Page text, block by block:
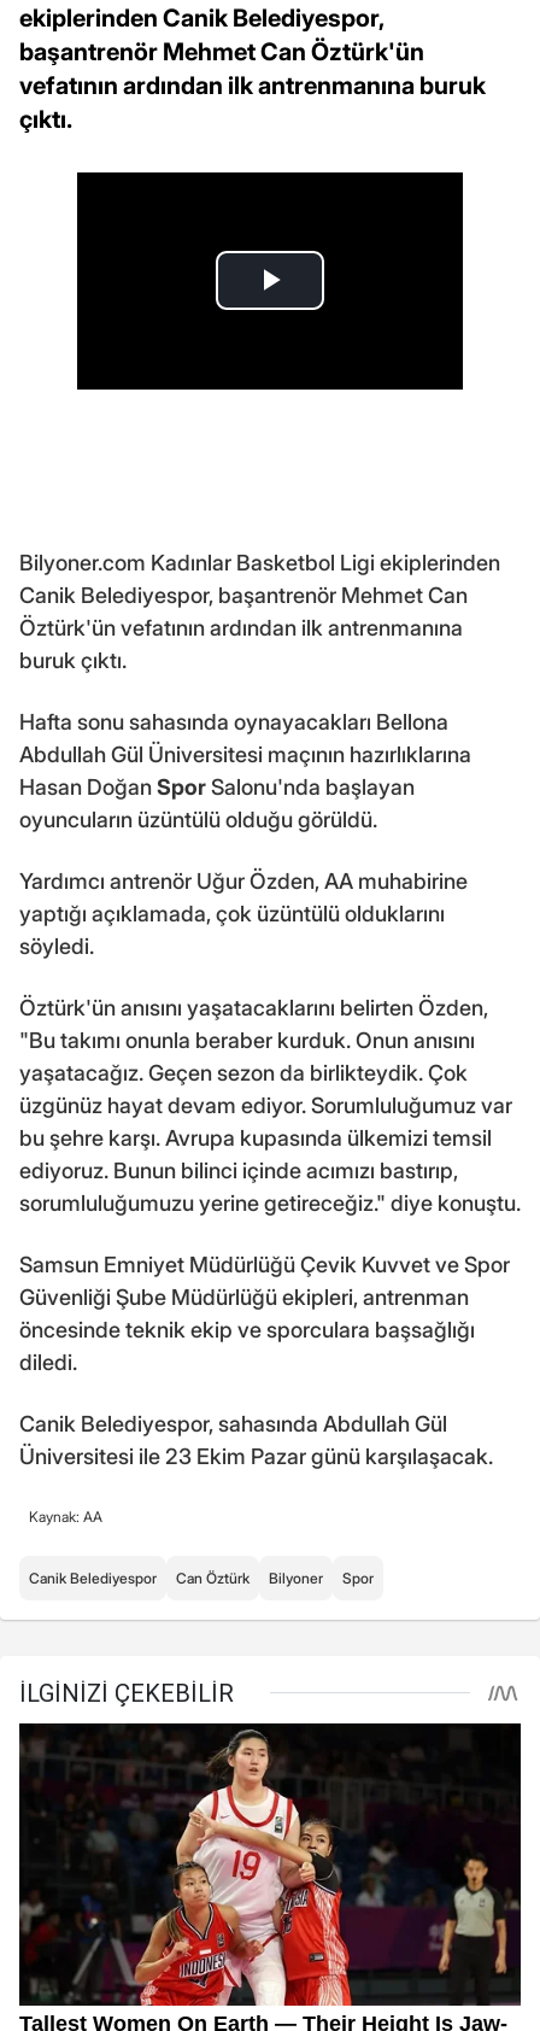
ekiplerinden Canik Belediyespor,
başantrenör Mehmet Can Öztürk'ün
vefatının ardından ilk antrenmanına buruk
çıktı.
Bilyoner.com Kadınlar Basketbol Ligi ekiplerinden
Canik Belediyespor, başantrenör Mehmet Can
Öztürk'ün vefatının ardından ilk antrenmanına
buruk çıktı.
Hafta sonu sahasında oynayacakları Bellona
Abdullah Gül Üniversitesi maçının hazırlıklarına
Hasan DoğanSporSalonu'nda başlayan
oyuncuların üzüntülü olduğu görüldü.
Yardımcı antrenör Uğur Özden, AA muhabirine
yaptığı açıklamada, çok üzüntülü olduklarını
söyledi.
Öztürk'ün anısını yaşatacaklarını belirten Özden,
"Bu takımı onunla beraber kurduk. Onun anısını
yaşatacağız. Geçen sezon da birlikteydik. Çok
üzgünüz hayat devam ediyor. Sorumluluğumuz var
bu şehre karşı. Avrupa kupasında ülkemizi temsil
ediyoruz. Bunun bilinci içinde acımızı bastırıp,
sorumluluğumuzu yerine getireceğiz." diye konuştu.
Samsun Emniyet Müdürlüğü Çevik Kuvvet ve Spor
Güvenliği Şube Müdürlüğü ekipleri, antrenman
öncesinde teknik ekip ve sporculara başsağlığı
diledi.
Canik Belediyespor, sahasında Abdullah Gül
Üniversitesi ile 23 Ekim Pazar günü karşılaşacak.
Kaynak: AA
Canik Belediyespor Can Öztürk Bilyoner Spor